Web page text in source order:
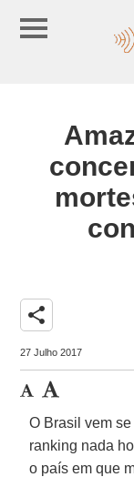
share
27 Julho 2017
O Brasil vem
ranking nada
o país em que